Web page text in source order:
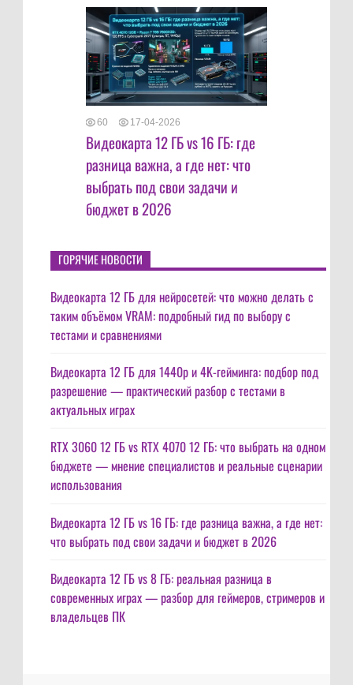
60 17-04-2026
Видеокарта 12 ГБ vs 16 ГБ: где
разница важна, а где нет: что
выбрать под свои задачи и
бюджет в 2026
ГОРЯЧИЕ НОВОСТИ
Видеокарта 12 ГБ для нейросетей: что можно делать с
таким объёмом VRAM: подробный гид по выбору с
тестами и сравнениями
Видеокарта 12 ГБ для 1440p и 4K-гейминга: подбор под
разрешение — практический разбор с тестами в
актуальных играх
RTX 3060 12 ГБ vs RTX 4070 12 ГБ: что выбрать на одном
бюджете — мнение специалистов и реальные сценарии
использования
Видеокарта 12 ГБ vs 16 ГБ: где разница важна, а где нет:
что выбрать под свои задачи и бюджет в 2026
Видеокарта 12 ГБ vs 8 ГБ: реальная разница в
современных играх — разбор для геймеров, стримеров и
владельцев ПК